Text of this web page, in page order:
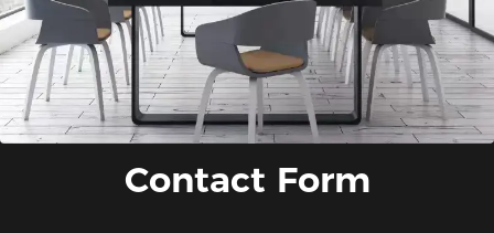
Contact Form